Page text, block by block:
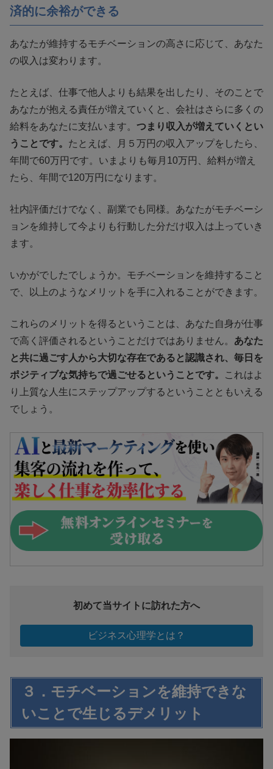
済的に余裕ができる
あなたが維持するモチベーションの高さに応じて、あなた
の収入は変わります。
たとえば、仕事で他人よりも結果を出したり、そのことで
あなたが抱える責任が増えていくと、会社はさらに多くの
給料をあなたに支払います。 つまり収入が増えていくとい
うことです。 たとえば、月５万円の収入アップをしたら、
年間で60万円です。いまよりも毎月10万円、給料が増え
たら、年間で120万円になります。
社内評価だけでなく、副業でも同様。あなたがモチベーシ
ョンを維持して今よりも行動した分だけ収入は上っていき
ます。
いかがでしたでしょうか。モチベーションを維持すること
で、以上のようなメリットを手に入れることができます。
これらのメリットを得るということは、あなた自身が仕事
で高く評価されるということだけではありません。 あなた
と共に過ごす人から大切な存在であると認識され、毎日を
ポジティブな気持ちで過ごせるということです。
これはよ
り上質な人生にステップアップするということともいえる
でしょう。
初めて当サイトに訪れた方へ
ビジネス心理学とは？
３．モチベーションを維持できな
いことで生じるデメリット